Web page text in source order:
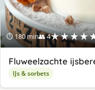
⏱ 180 min👥 4
Fluweelzachte
IJs & sorbets